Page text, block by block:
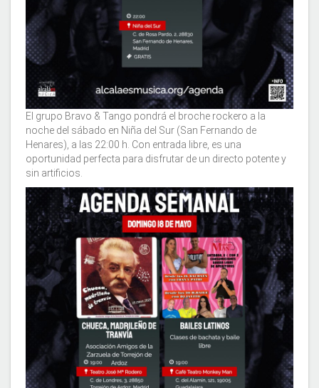
El grupo Bravo & Tango pondrá el broche rockero a la
noche del sábado en Niña del Sur (San Fernando de
Henares), a las 22:00 h. Con entrada libre, es una
oportunidad perfecta para disfrutar de un directo potente y
sin artificios.